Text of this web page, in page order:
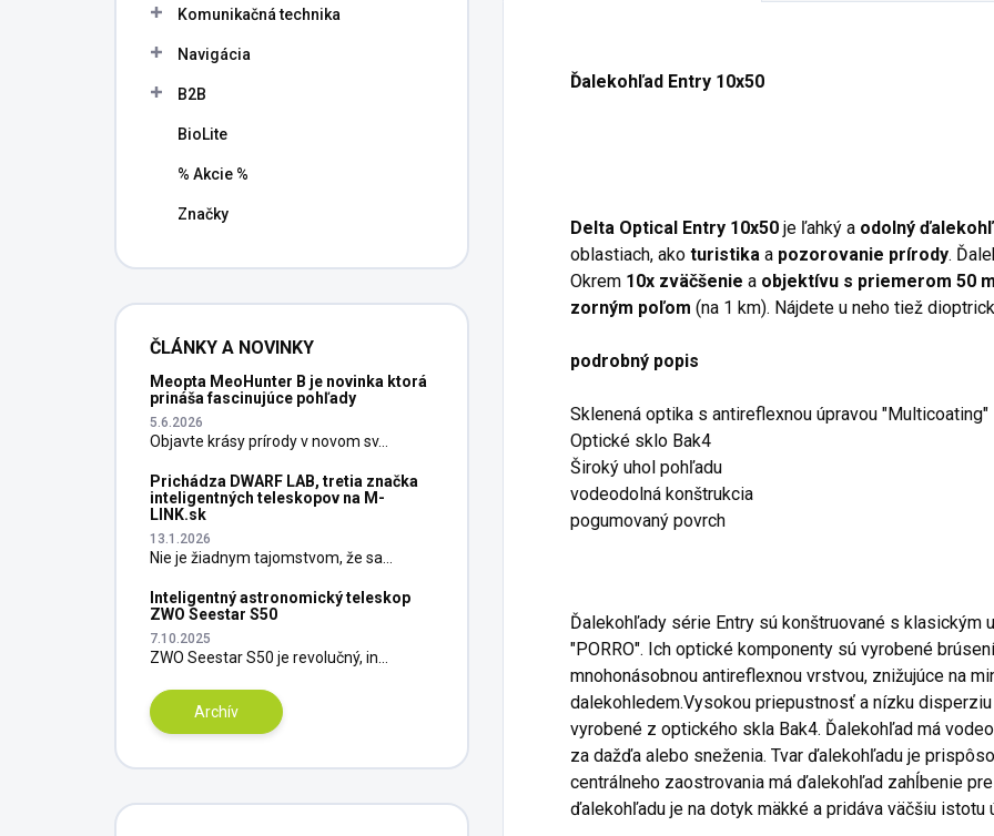
Komunikačná technika
Navigácia
B2B
BioLite
% Akcie %
Značky
ČLÁNKY A NOVINKY
Meopta MeoHunter B je novinka ktorá
prináša fascinujúce pohľady
5.6.2026
Objavte krásy prírody v novom sv...
Prichádza DWARF LAB, tretia značka
inteligentných teleskopov na M-
LINK.sk
13.1.2026
Nie je žiadnym tajomstvom, že sa...
Inteligentný astronomický teleskop
ZWO Seestar S50
7.10.2025
ZWO Seestar S50 je revolučný, in...
Archív
Ďalekohľad Entry 10x50
Delta Optical Entry 10x50 je ľahký a odolný
oblastiach, ako turistika a pozorovanie prírody.
Okrem 10x zväčšenie a objektívu s priemerom 50
zorným poľom (na 1 km). Nájdete u neho tiež
podrobný popis
Sklenená optika s antireflexnou úpravou "Multicoating"
Optické sklo Bak4
Široký uhol pohľadu
vodeodolná konštrukcia
pogumovaný povrch
Ďalekohľady série Entry sú konštruované s klasickým
"PORRO". Ich optické komponenty sú vyrobené
mnohonásobnou antireflexnou vrstvou, znižujúce na
dalekohledem.Vysokou priepustnosť a nízku
vyrobené z optického skla Bak4. Ďalekohľad má
za dažďa alebo sneženia. Tvar ďalekohľadu je
centrálneho zaostrovania má ďalekohľad zahĺbenie
ďalekohľadu je na dotyk mäkké a pridáva väčšiu istotu